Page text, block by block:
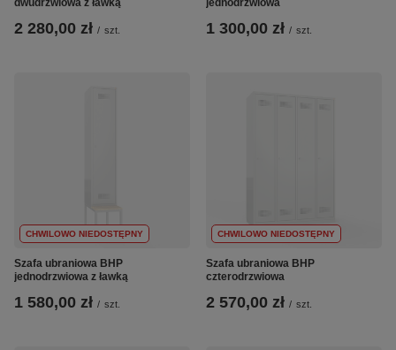
dwudrzwiowa z ławką
2 280,00 zł / szt.
jednodrzwiowa
1 300,00 zł / szt.
CHWILOWO NIEDOSTĘPNY
Szafa ubraniowa BHP
jednodrzwiowa z ławką
1 580,00 zł / szt.
CHWILOWO NIEDOSTĘPNY
Szafa ubraniowa BHP
czterodrzwiowa
2 570,00 zł / szt.